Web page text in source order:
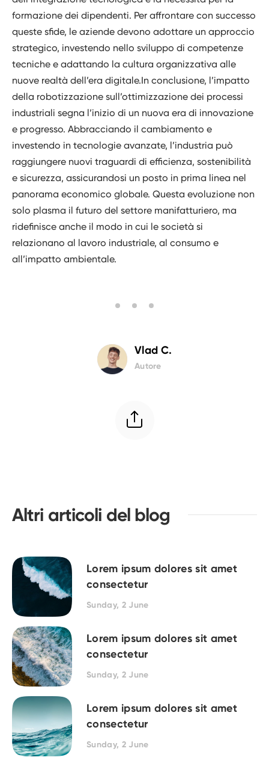
formazione dei dipendenti. Per affrontare con successo
queste sfide, le aziende devono adottare un approccio
strategico, investendo nello sviluppo di competenze
tecniche e adattando la cultura organizzativa alle
nuove realtà dell’era digitale.In conclusione, l’impatto
della robotizzazione sull’ottimizzazione dei processi
industriali segna l’inizio di un nuova era di innovazione
e progresso. Abbracciando il cambiamento e
investendo in tecnologie avanzate, l’industria può
raggiungere nuovi traguardi di efficienza, sostenibilità
e sicurezza, assicurandosi un posto in prima linea nel
panorama economico globale. Questa evoluzione non
solo plasma il futuro del settore manifatturiero, ma
ridefinisce anche il modo in cui le società si
relazionano al lavoro industriale, al consumo e
all’impatto ambientale.
Vlad C.
Autore
Altri articoli del blog
Lorem ipsum dolores sit amet
consectetur
Sunday, 2 June
Lorem ipsum dolores sit amet
consectetur
Sunday, 2 June
Lorem ipsum dolores sit amet
consectetur
Sunday, 2 June